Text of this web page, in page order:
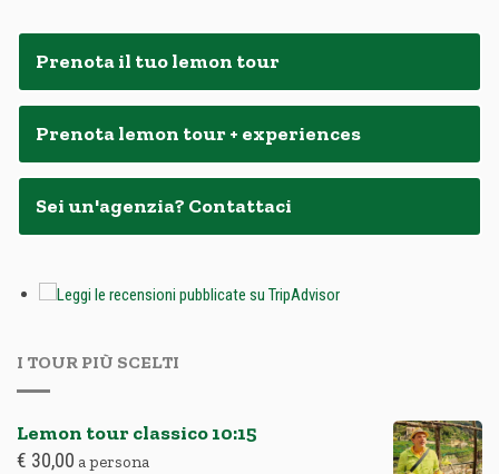
Prenota il tuo lemon tour
Prenota lemon tour + experiences
Sei un'agenzia? Contattaci
I TOUR PIÙ SCELTI
Lemon tour classico10:15
€ 30,00 a persona